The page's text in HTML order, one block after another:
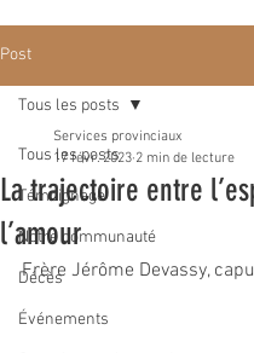
Post
Tous les posts
Témoignage
Notre communauté
Décès
Événements
Tous les posts
La trajectoire entre
l’amour
Services provinciaux
17 févr. 2023 2 min de lecture
Frère Jérôme Devassy,